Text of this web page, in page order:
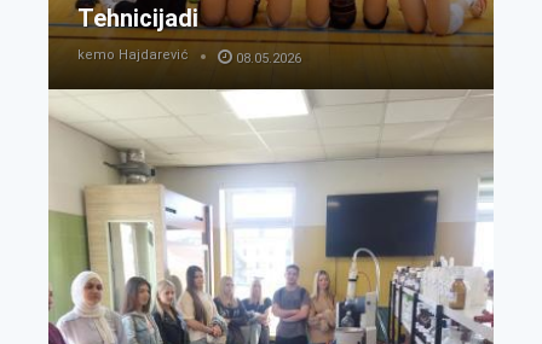
Tehnicijadi
kemo Hajdarević 08.05.2026